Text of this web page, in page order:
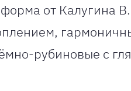
от Калугина
рубиновые с